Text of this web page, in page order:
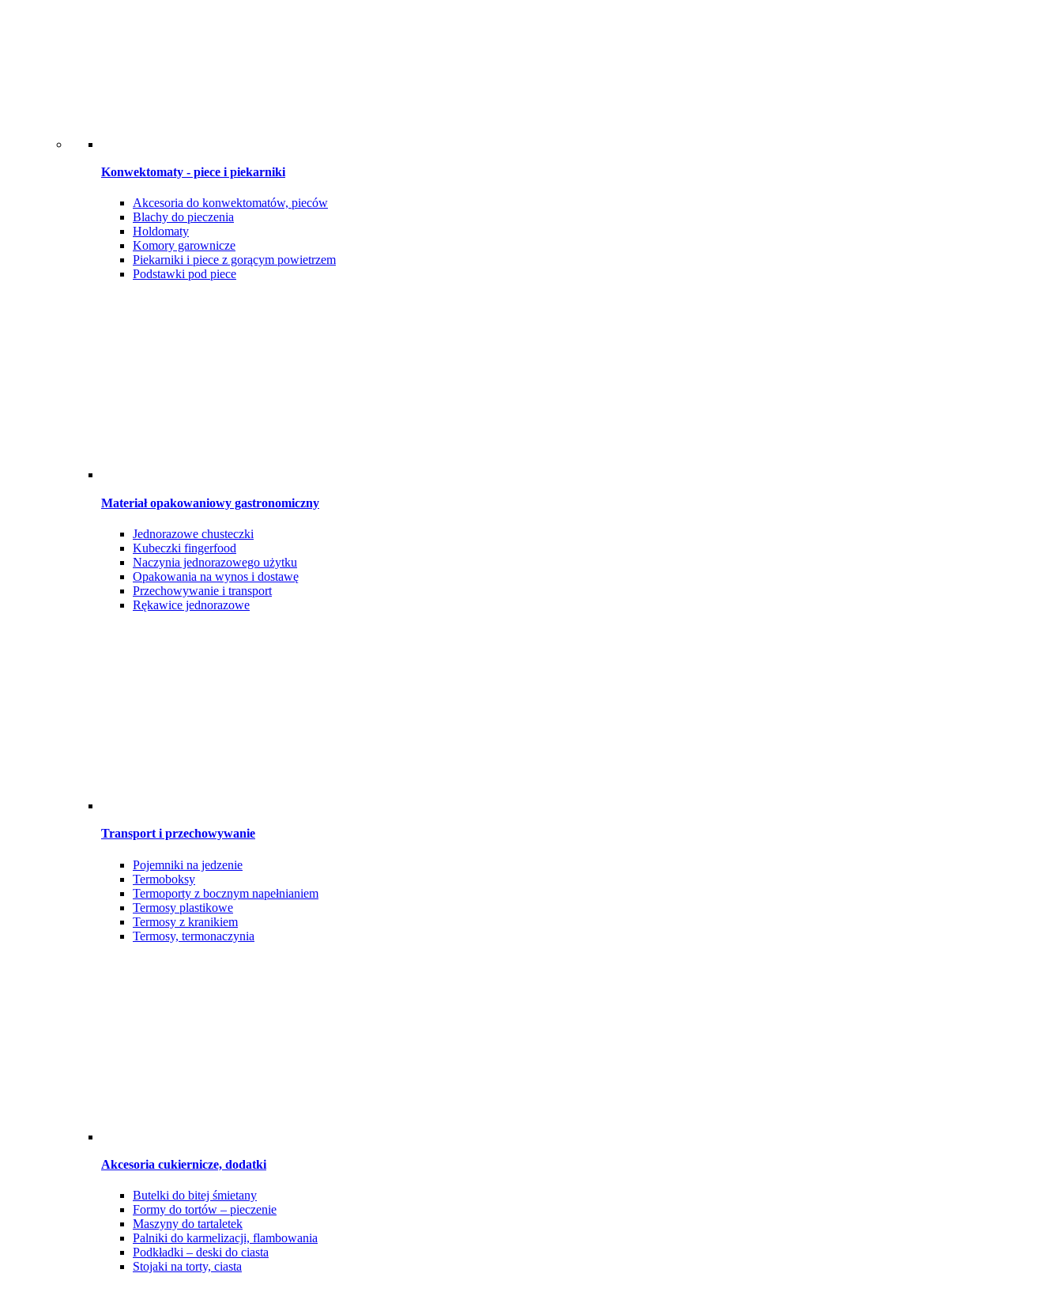
Konwektomaty - piece i piekarniki
Akcesoria do konwektomatów, pieców
Blachy do pieczenia
Holdomaty
Komory garownicze
Piekarniki i piece z gorącym powietrzem
Podstawki pod piece
Materiał opakowaniowy gastronomiczny
Jednorazowe chusteczki
Kubeczki fingerfood
Naczynia jednorazowego użytku
Opakowania na wynos i dostawę
Przechowywanie i transport
Rękawice jednorazowe
Transport i przechowywanie
Pojemniki na jedzenie
Termoboksy
Termoporty z bocznym napełnianiem
Termosy plastikowe
Termosy z kranikiem
Termosy, termonaczynia
Akcesoria cukiernicze, dodatki
Butelki do bitej śmietany
Formy do tortów – pieczenie
Maszyny do tartaletek
Palniki do karmelizacji, flambowania
Podkładki – deski do ciasta
Stojaki na torty, ciasta